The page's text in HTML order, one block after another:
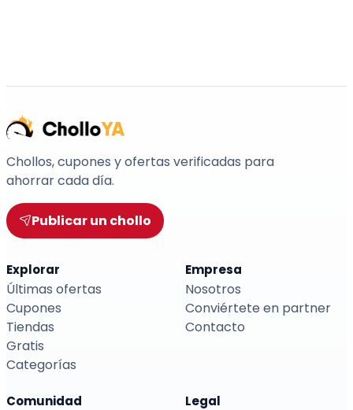
Chollos, cupones y ofertas verificadas para
ahorrar cada día.
Publicar un chollo
Explorar
Últimas ofertas
Cupones
Tiendas
Gratis
Categorías
Empresa
Nosotros
Conviértete en partner
Contacto
Comunidad Legal